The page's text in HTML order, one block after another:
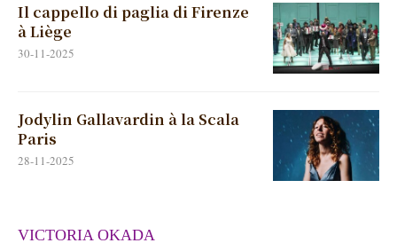
Il cappello di paglia di Firenze
à Liège
30-11-2025
Jodylin Gallavardin à la Scala
Paris
28-11-2025
VICTORIA OKADA